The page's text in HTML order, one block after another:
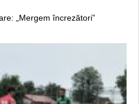
„Mergem încrezători”